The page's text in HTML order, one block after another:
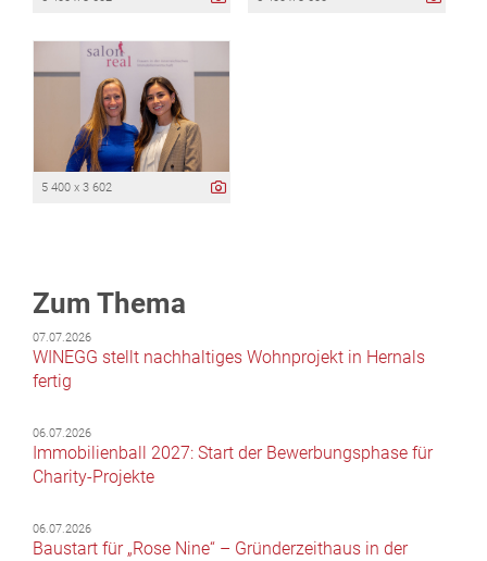
5 400 x 3 602
Zum Thema
07.07.2026
WINEGG stellt nachhaltiges Wohnprojekt in Hernals
fertig
06.07.2026
Immobilienball 2027: Start der Bewerbungsphase für
Charity-Projekte
06.07.2026
Baustart für „Rose Nine“ – Gründerzeithaus in der